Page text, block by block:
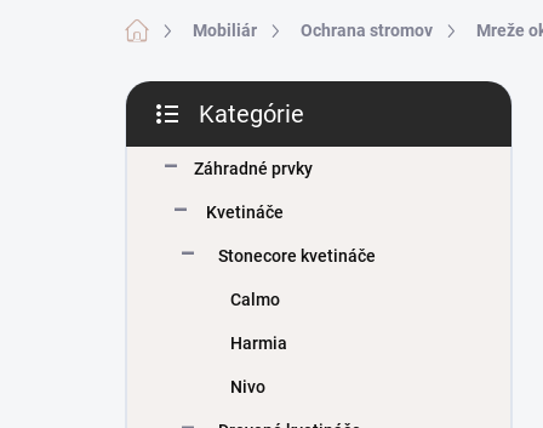
DomovMobiliár Ochrana stromov Mreže
B
č
kategórie
Kategórie
Záhradné prvky
Kvetináče
Stonecore kvetináče
Calmo
Harmia
Nivo